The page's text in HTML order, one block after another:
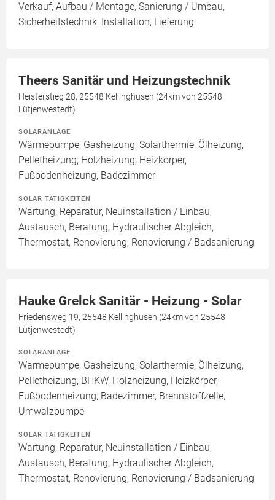
Verkauf, Aufbau / Montage, Sanierung / Umbau,
Sicherheitstechnik, Installation, Lieferung
Theers Sanitär und Heizungstechnik
Heisterstieg 28, 25548 Kellinghusen (24km von 25548
Lütjenwestedt)
SOLARANLAGE
Wärmepumpe, Gasheizung, Solarthermie, Ölheizung,
Pelletheizung, Holzheizung, Heizkörper,
Fußbodenheizung, Badezimmer
SOLAR TÄTIGKEITEN
Wartung, Reparatur, Neuinstallation / Einbau,
Austausch, Beratung, Hydraulischer Abgleich,
Thermostat, Renovierung, Renovierung / Badsanierung
Hauke Grelck Sanitär - Heizung - Solar
Friedensweg 19, 25548 Kellinghusen (24km von 25548
Lütjenwestedt)
SOLARANLAGE
Wärmepumpe, Gasheizung, Solarthermie, Ölheizung,
Pelletheizung, BHKW, Holzheizung, Heizkörper,
Fußbodenheizung, Badezimmer, Brennstoffzelle,
Umwälzpumpe
SOLAR TÄTIGKEITEN
Wartung, Reparatur, Neuinstallation / Einbau,
Austausch, Beratung, Hydraulischer Abgleich,
Thermostat, Renovierung, Renovierung / Badsanierung